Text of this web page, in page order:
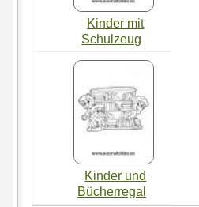
Kinder mit
Schulzeug
Kinder und
Bücherregal